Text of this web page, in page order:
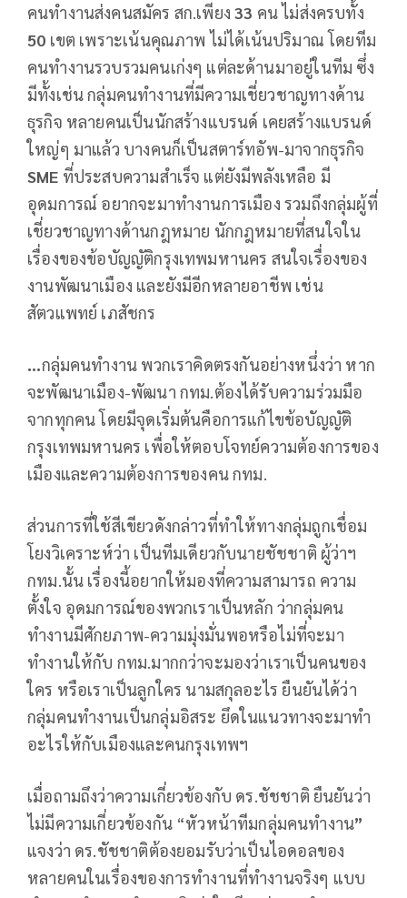
คนทำงานส่งคนสมัคร สก.เพียง33 คน ไม่ส่งครบทั้ง
50 เขต เพราะเน้นคุณภาพ ไม่ได้เน้นปริมาณ โดยทีม
คนทำงานรวบรวมคนเก่งๆ แต่ละด้านมาอยู่ในทีม ซึ่ง
มีทั้งเช่น กลุ่มคนทำงานที่มีความเชี่ยวชาญทางด้าน
ธุรกิจ หลายคนเป็นนักสร้างแบรนด์ เคยสร้างแบรนด์
ใหญ่ๆ มาแล้ว บางคนก็เป็นสตาร์ทอัพ-มาจากธุรกิจ
SME ที่ประสบความสำเร็จ แต่ยังมีพลังเหลือ มี
อุดมการณ์ อยากจะมาทำงานการเมือง รวมถึงกลุ่มผู้ที่
เชี่ยวชาญทางด้านกฎหมาย นักกฎหมายที่สนใจใน
เรื่องของข้อบัญญัติกรุงเทพมหานคร สนใจเรื่องของ
งานพัฒนาเมือง และยังมีอีกหลายอาชีพ เช่น
สัตวแพทย์ เภสัชกร
...กลุ่มคนทำงาน พวกเราคิดตรงกันอย่างหนึ่งว่า หาก
จะพัฒนาเมือง-พัฒนา กทม.ต้องได้รับความร่วมมือ
จากทุกคน โดยมีจุดเริ่มต้นคือการแก้ไขข้อบัญญัติ
กรุงเทพมหานคร เพื่อให้ตอบโจทย์ความต้องการของ
เมืองและความต้องการของคน กทม.
ส่วนการที่ใช้สีเขียวดังกล่าวที่ทำให้ทางกลุ่มถูกเชื่อม
โยงวิเคราะห์ว่า เป็นทีมเดียวกับนายชัชชาติ ผู้ว่าฯ
กทม.นั้น เรื่องนี้อยากให้มองที่ความสามารถ ความ
ตั้งใจ อุดมการณ์ของพวกเราเป็นหลัก ว่ากลุ่มคน
ทำงานมีศักยภาพ-ความมุ่งมั่นพอหรือไม่ที่จะมา
ทำงานให้กับ กทม.มากกว่าจะมองว่าเราเป็นคนของ
ใคร หรือเราเป็นลูกใคร นามสกุลอะไร ยืนยันได้ว่า
กลุ่มคนทำงานเป็นกลุ่มอิสระ ยึดในแนวทางจะมาทำ
อะไรให้กับเมืองและคนกรุงเทพฯ
เมื่อถามถึงว่าความเกี่ยวข้องกับ ดร.ชัชชาติ ยืนยันว่า
ไม่มีความเกี่ยวข้องกัน “หัวหน้าทีมกลุ่มคนทำงาน”
แจงว่า ดร.ชัชชาติต้องยอมรับว่าเป็นไอดอลของ
หลายคนในเรื่องของการทำงานที่ทำงานจริงๆ แบบ